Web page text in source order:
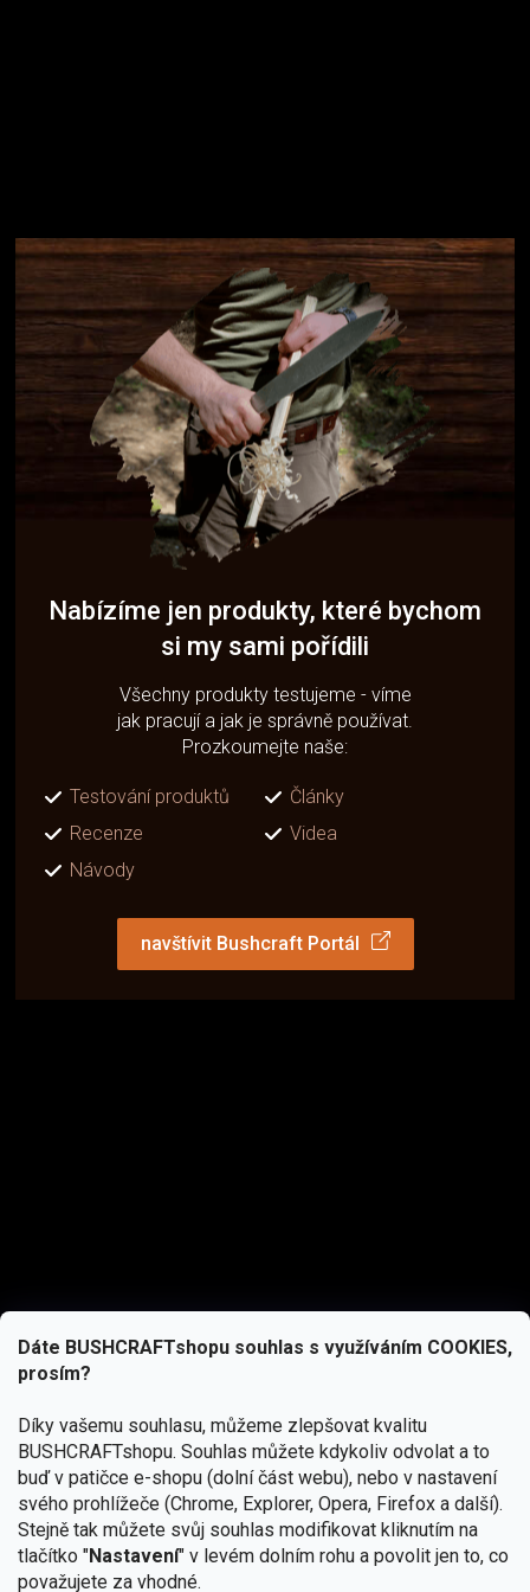
Dáte BUSHCRAFTshopu souhlas s využíváním COOKIES,
prosím?
Díky vašemu souhlasu, můžeme zlepšovat kvalitu
BUSHCRAFTshopu. Souhlas můžete kdykoliv odvolat a to
buď v patičce e-shopu (dolní část webu), nebo v nastavení
svého prohlížeče (Chrome, Explorer, Opera, Firefox a další).
Stejně tak můžete svůj souhlas modifikovat kliknutím na
tlačítko "Nastavení" v levém dolním rohu a povolit jen to, co
považujete za vhodné.
Nabízíme jen produkty, které bychom
si my sami pořídili
Všechny produkty testujeme - víme
jak pracují a jak je správně používat.
Prozkoumejte naše:
Testování produktů
Články
Recenze
Videa
Návody
navštívit Bushcraft Portál